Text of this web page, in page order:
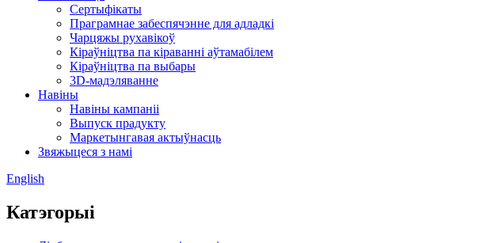
Сертыфікаты
Праграмнае забеспячэнне для адладкі
Чарцяжы рухавікоў
Кіраўніцтва па кіраванні аўтамабілем
Кіраўніцтва па выбары
3D-мадэляванне
Навіны
Навіны кампаніі
Выпуск прадукту
Маркетынгавая актыўнасць
Звяжыцеся з намі
English
Катэгорыі